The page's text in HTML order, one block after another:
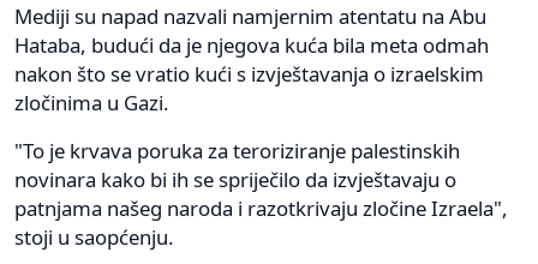
Mediji su napad nazvali namjernim atentatu na Abu
Hataba, budući da je njegova kuća bila meta odmah
nakon što se vratio kući s izvještavanja o izraelskim
zločinima u Gazi.
"To je krvava poruka za teroriziranje palestinskih
novinara kako bi ih se spriječilo da izvještavaju o
patnjama našeg naroda i razotkrivaju zločine Izraela",
stoji u saopćenju.